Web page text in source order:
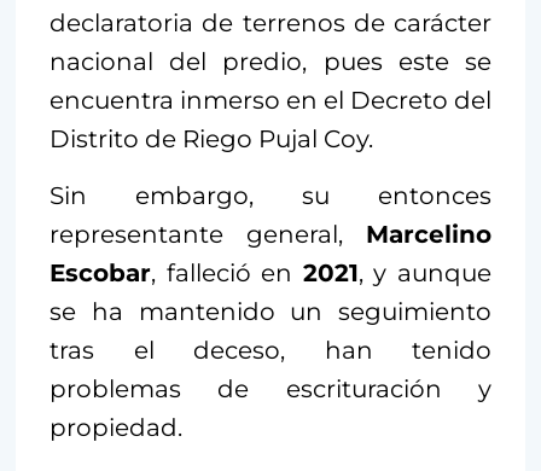
declaratoria de terrenos de carácter
nacional del predio, pues este se
encuentra inmerso en el Decreto del
Distrito de Riego Pujal Coy.
Sin embargo, su entonces
representante general, Marcelino
Escobar, falleció en 2021, y aunque
se ha mantenido un seguimiento
tras el deceso, han tenido
problemas de escrituración y
propiedad.